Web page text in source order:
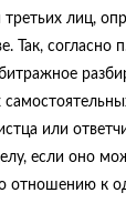
лиц,
Так, согласно
или
если оно
отношению к